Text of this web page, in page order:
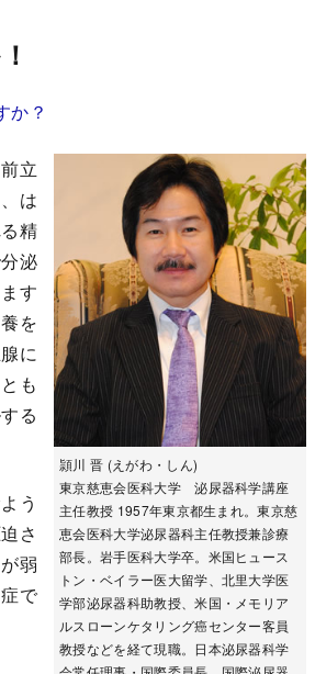
か？
頴川 晋 (えがわ・しん)
東京慈恵会医科大学 泌尿器科学講座
主任教授 1957年東京都生まれ。東京慈
恵会医科大学泌尿器科主任教授兼診療
部長。岩手医科大学卒。米国ヒュース
トン・ベイラー医大留学、北里大学医
学部泌尿器科助教授、米国・メモリア
ルスローンケタリング癌センター客員
教授などを経て現職。日本泌尿器科学
立
は
精
泌
す
を
に
も
る
う
さ
弱
で